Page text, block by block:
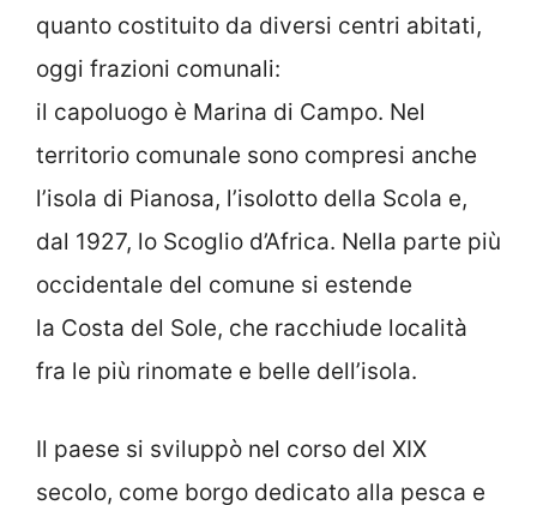
quanto costituito da diversi centri abitati,
oggi frazioni comunali:
il capoluogo è Marina di Campo. Nel
territorio comunale sono compresi anche
l’isola di Pianosa, l’isolotto della Scola e,
dal 1927, lo Scoglio d’Africa. Nella parte più
occidentale del comune si estende
la Costa del Sole, che racchiude località
fra le più rinomate e belle dell’isola.
Il paese si sviluppò nel corso del XIX
secolo, come borgo dedicato alla pesca e